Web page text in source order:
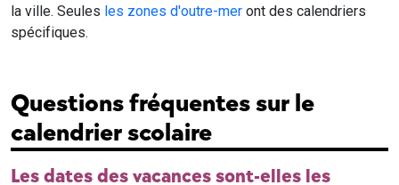
la ville. Seules les zones d'outre-mer ont des calendriers
spécifiques.
Questions fréquentes sur le
calendrier scolaire
Les dates des vacances sont-elles les